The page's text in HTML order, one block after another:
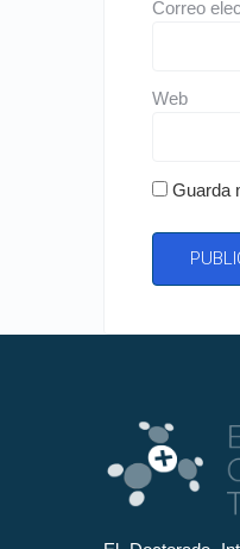
Correo
Web
Guarda